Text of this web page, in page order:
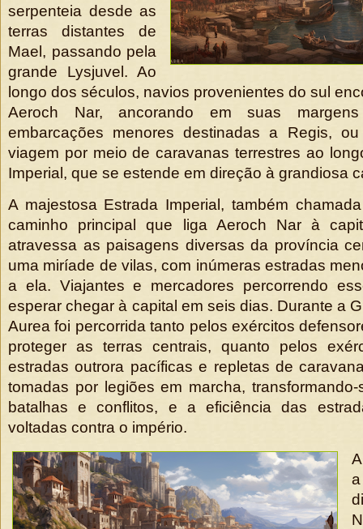
serpenteia desde as
terras distantes de
Mael, passando pela
grande Lysjuvel. Ao
longo dos séculos, navios provenientes do sul
Aeroch Nar, ancorando em suas
embarcações menores destinadas a Regis,
viagem por meio de caravanas terrestres ao
Imperial, que se estende em direção à grandiosa
A majestosa Estrada Imperial, também
caminho principal que liga Aeroch Nar à
atravessa as paisagens diversas da província
uma miríade de vilas, com inúmeras estradas
a ela. Viajantes e mercadores percorrendo
esperar chegar à capital em seis dias. Durante a
Aurea foi percorrida tanto pelos exércitos
proteger as terras centrais, quanto pelos
estradas outrora pacíficas e repletas de
tomadas por legiões em marcha,
batalhas e conflitos, e a eficiência das
voltadas contra o império.